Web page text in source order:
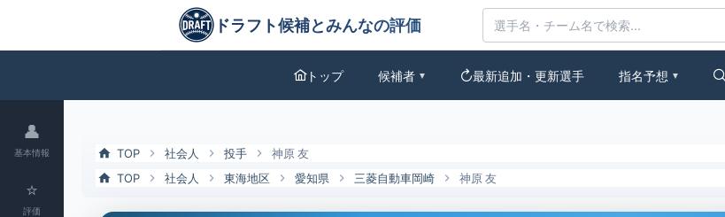
神原 友（三菱自動車岡崎）の特徴とドラフト評価 | ドラフト候補とみんなの評価
ドラフト候補とみんなの評価
トップ 候補者 ▼ 最新追加・更新選手 指名予想 ▼
👤
基本情報
⭐
評価
TOP 社会人 投手
神原 友
TOP
社会人 東海地区 愛知県 三菱自動車岡崎 神原 友